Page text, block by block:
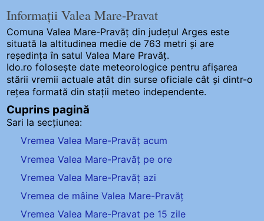
Informații Valea Mare-Pravat
Comuna Valea Mare-Pravăț din județul Arges este
situată la altitudinea medie de 763 metri și are
reședința în satul Valea Mare Pravăț.
Ido.ro folosește date meteorologice pentru afișarea
stării vremii actuale atât din surse oficiale cât și dintr-o
rețea formată din stații meteo independente.
Cuprins pagină
Sari la secțiunea:
Vremea Valea Mare-Pravăț acum
Vremea Valea Mare-Pravăț pe ore
Vremea Valea Mare-Pravăț azi
Vremea de mâine Valea Mare-Pravăț
Vremea Valea Mare-Pravat pe 15 zile